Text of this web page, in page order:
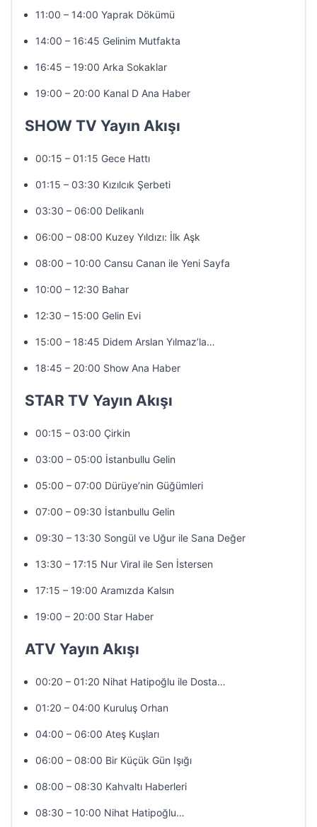
11:00 – 14:00 Yaprak Dökümü
14:00 – 16:45 Gelinim Mutfakta
16:45 – 19:00 Arka Sokaklar
19:00 – 20:00 Kanal D Ana Haber
SHOW TV Yayın Akışı
00:15 – 01:15 Gece Hattı
01:15 – 03:30 Kızılcık Şerbeti
03:30 – 06:00 Delikanlı
06:00 – 08:00 Kuzey Yıldızı: İlk Aşk
08:00 – 10:00 Cansu Canan ile Yeni Sayfa
10:00 – 12:30 Bahar
12:30 – 15:00 Gelin Evi
15:00 – 18:45 Didem Arslan Yılmaz’la…
18:45 – 20:00 Show Ana Haber
STAR TV Yayın Akışı
00:15 – 03:00 Çirkin
03:00 – 05:00 İstanbullu Gelin
05:00 – 07:00 Dürüye’nin Güğümleri
07:00 – 09:30 İstanbullu Gelin
09:30 – 13:30 Songül ve Uğur ile Sana Değer
13:30 – 17:15 Nur Viral ile Sen İstersen
17:15 – 19:00 Aramızda Kalsın
19:00 – 20:00 Star Haber
ATV Yayın Akışı
00:20 – 01:20 Nihat Hatipoğlu ile Dosta…
01:20 – 04:00 Kuruluş Orhan
04:00 – 06:00 Ateş Kuşları
06:00 – 08:00 Bir Küçük Gün Işığı
08:00 – 08:30 Kahvaltı Haberleri
08:30 – 10:00 Nihat Hatipoğlu…